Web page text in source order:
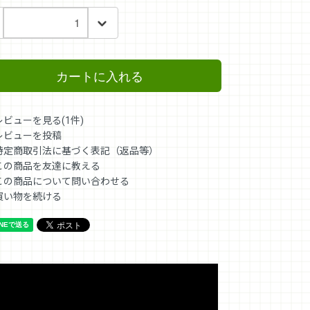
カートに入れる
ビューを見る(1件)
ビューを投稿
定商取引法に基づく表記（返品等）
の商品を友達に教える
の商品について問い合わせる
い物を続ける